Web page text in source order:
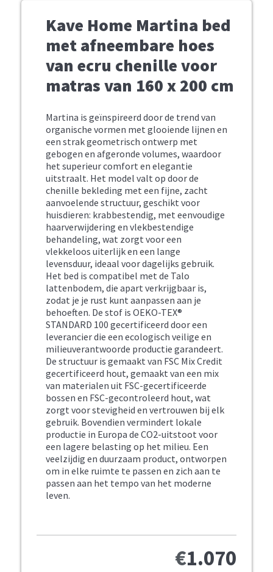
Kave Home Martina bed
met afneembare hoes
van ecru chenille voor
matras van 160 x 200 cm
Martina is geïnspireerd door de trend van
organische vormen met glooiende lijnen en
een strak geometrisch ontwerp met
gebogen en afgeronde volumes, waardoor
het superieur comfort en elegantie
uitstraalt. Het model valt op door de
chenille bekleding met een fijne, zacht
aanvoelende structuur, geschikt voor
huisdieren: krabbestendig, met eenvoudige
haarverwijdering en vlekbestendige
behandeling, wat zorgt voor een
vlekkeloos uiterlijk en een lange
levensduur, ideaal voor dagelijks gebruik.
Het bed is compatibel met de Talo
lattenbodem, die apart verkrijgbaar is,
zodat je je rust kunt aanpassen aan je
behoeften. De stof is OEKO-TEX®
STANDARD 100 gecertificeerd door een
leverancier die een ecologisch veilige en
milieuverantwoorde productie garandeert.
De structuur is gemaakt van FSC Mix Credit
gecertificeerd hout, gemaakt van een mix
van materialen uit FSC-gecertificeerde
bossen en FSC-gecontroleerd hout, wat
zorgt voor stevigheid en vertrouwen bij elk
gebruik. Bovendien vermindert lokale
productie in Europa de CO2-uitstoot voor
een lagere belasting op het milieu. Een
veelzijdig en duurzaam product, ontworpen
om in elke ruimte te passen en zich aan te
passen aan het tempo van het moderne
leven.
€1.070